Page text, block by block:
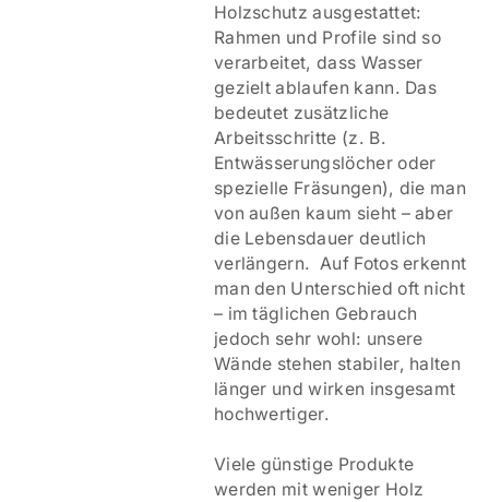
Holzschutz ausgestattet:
Rahmen und Profile sind so
verarbeitet, dass Wasser
gezielt ablaufen kann. Das
bedeutet zusätzliche
Arbeitsschritte (z. B.
Entwässerungslöcher oder
spezielle Fräsungen), die man
von außen kaum sieht – aber
die Lebensdauer deutlich
verlängern. Auf Fotos erkennt
man den Unterschied oft nicht
– im täglichen Gebrauch
jedoch sehr wohl: unsere
Wände stehen stabiler, halten
länger und wirken insgesamt
hochwertiger.
Viele günstige Produkte
werden mit weniger Holz